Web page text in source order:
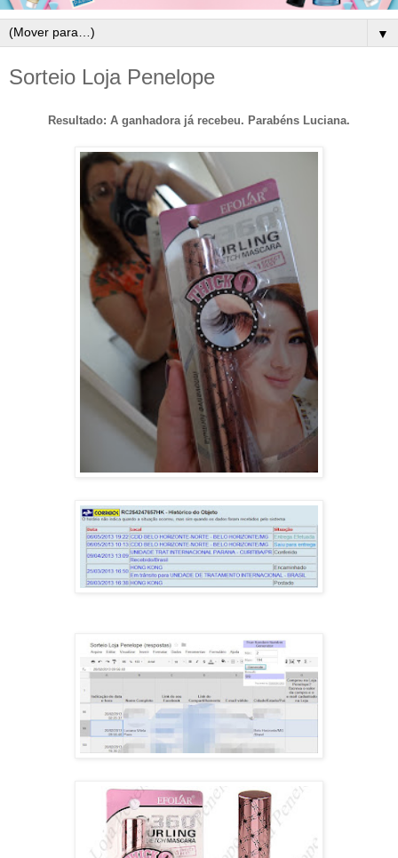
▼
Sorteio Loja Penelope
Resultado: A ganhadora já recebeu. Parabéns Luciana.